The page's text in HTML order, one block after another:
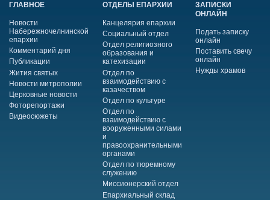
ГЛАВНОЕ
Новости
Набережночелнинской
епархии
Комментарий дня
Публикации
Жития святых
Новости митрополии
Церковные новости
Фоторепортажи
Видеосюжеты
ОТДЕЛЫ ЕПАРХИИ
Канцелярия епархии
Социальный отдел
Отдел религиозного
образования и
катехизации
Отдел по
взаимодействию с
казачеством
Отдел по культуре
Отдел по
взаимодействию с
вооруженными силами
и
правоохранительными
органами
Отдел по тюремному
служению
Миссионерский отдел
Епархиальный склад
ЗАПИСКИ
ОНЛАЙН
Подать записку
онлайн
Поставить свечу
онлайн
Нужды храмов